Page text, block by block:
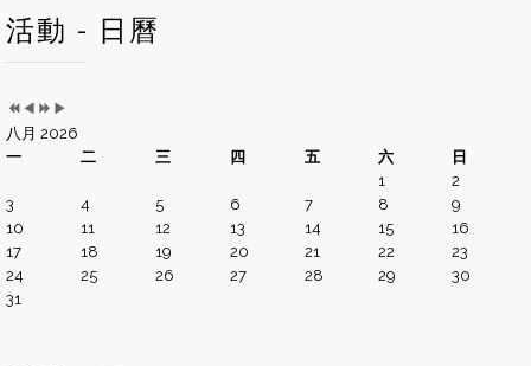
活動 - 日曆
八月 2026
一
二 三 四 五 六
日
1
2
3
4 5 6 7 8
9
10
11 12 13 14 15
16
17
18 19 20 21 22
23
24
25 26 27 28 29
30
31